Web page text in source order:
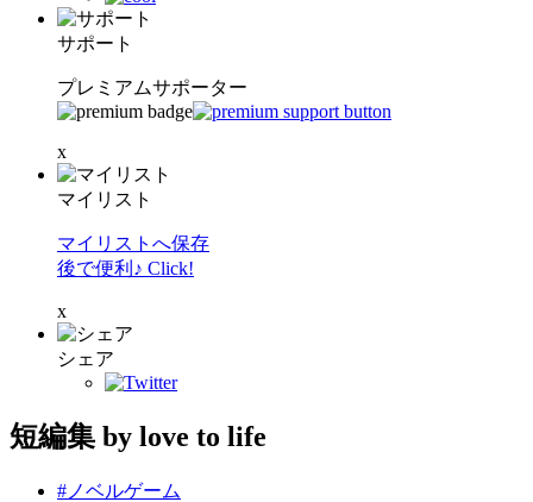
サポート
プレミアムサポーター
x
マイリスト
マイリストへ保存
後で便利♪ Click!
x
シェア
短編集 by love to life
#ノベルゲーム